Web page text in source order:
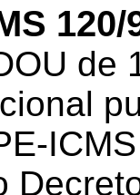
120/
de